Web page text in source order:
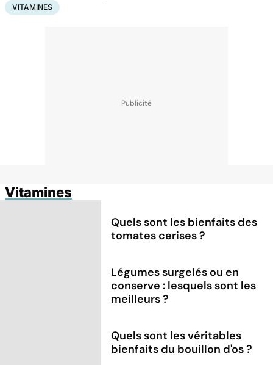
VITAMINES
Vitamines
Quels sont les bienfaits des
tomates cerises ?
Légumes surgelés ou en
conserve : lesquels sont les
meilleurs ?
Quels sont les véritables
bienfaits du bouillon d'os ?